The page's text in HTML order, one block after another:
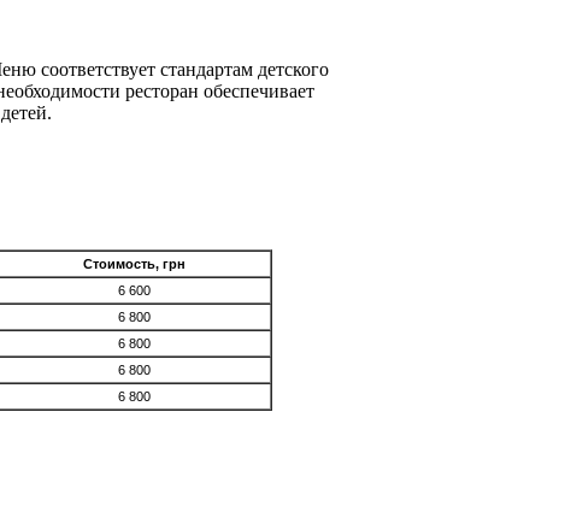
соответствует стандартам детского
ресторан обеспечивает
Стоимость, грн
6 600
6 800
6 800
6 800
6 800